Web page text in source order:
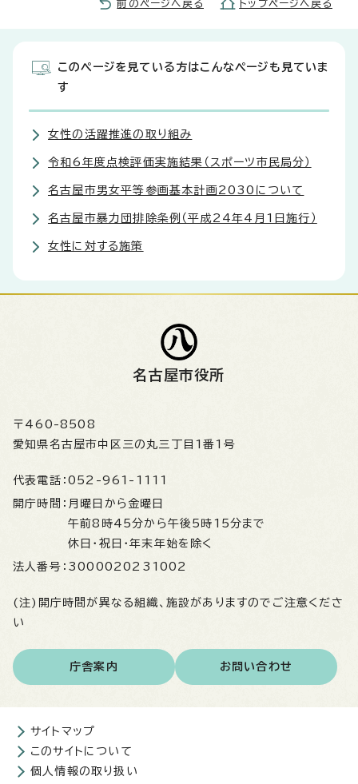
前のページへ戻る トップページへ戻る
このページを見ている方はこんなページも見ていま
す
女性の活躍推進の取り組み
令和6年度点検評価実施結果（スポーツ市民局分）
名古屋市男女平等参画基本計画2030について
名古屋市暴力団排除条例（平成24年4月1日施行）
女性に対する施策
名古屋市役所
〒460-8508
愛知県名古屋市中区三の丸三丁目1番1号
代表電話： 052-961-1111
開庁時間： 月曜日から金曜日
午前8時45分から午後5時15分まで
休日・祝日・年末年始を除く
法人番号： 3000020231002
(注)開庁時間が異なる組織、施設がありますのでご注意くださ
い
庁舎案内 お問い合わせ
サイトマップ
このサイトについて
個人情報の取り扱い